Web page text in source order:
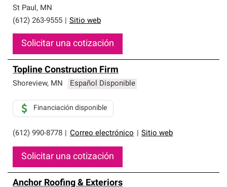
St Paul, MN
(612) 263-9555
Sitio web
Solicitar una cotización
Topline Construction Firm
Shoreview, MN Español Disponible
(612) 990-8778 Correo electrónico Sitio web
Financiación disponible
Solicitar una cotización
Anchor Roofing & Exteriors